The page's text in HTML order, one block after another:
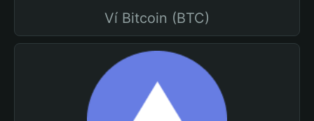
Ví Bitcoin (BTC)